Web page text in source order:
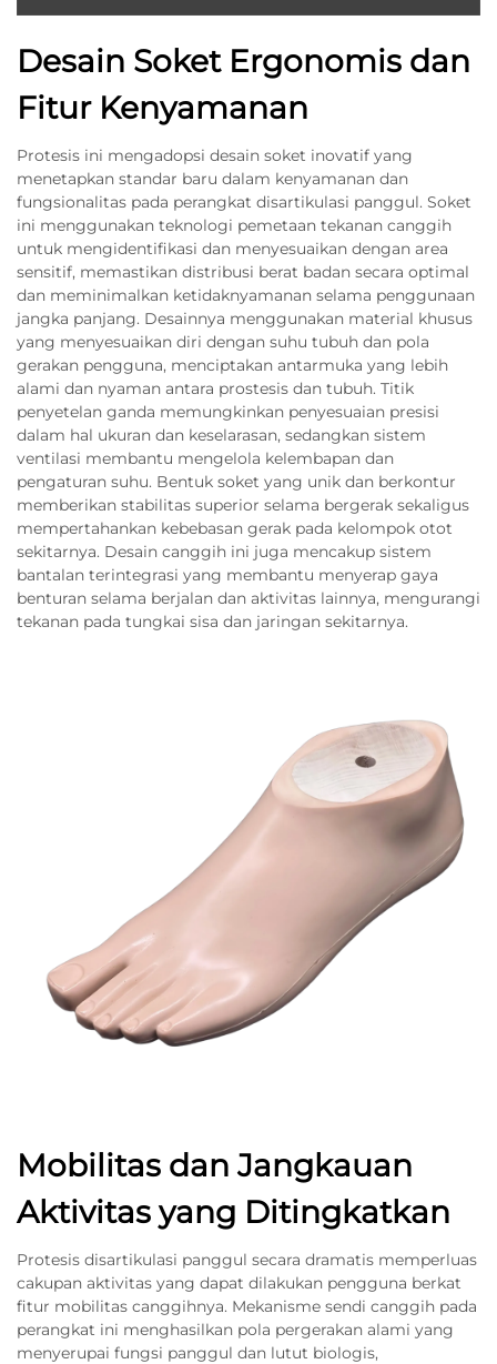
Desain Soket Ergonomis dan
Fitur Kenyamanan
Protesis ini mengadopsi desain soket inovatif yang
menetapkan standar baru dalam kenyamanan dan
fungsionalitas pada perangkat disartikulasi panggul. Soket
ini menggunakan teknologi pemetaan tekanan canggih
untuk mengidentifikasi dan menyesuaikan dengan area
sensitif, memastikan distribusi berat badan secara optimal
dan meminimalkan ketidaknyamanan selama penggunaan
jangka panjang. Desainnya menggunakan material khusus
yang menyesuaikan diri dengan suhu tubuh dan pola
gerakan pengguna, menciptakan antarmuka yang lebih
alami dan nyaman antara prostesis dan tubuh. Titik
penyetelan ganda memungkinkan penyesuaian presisi
dalam hal ukuran dan keselarasan, sedangkan sistem
ventilasi membantu mengelola kelembapan dan
pengaturan suhu. Bentuk soket yang unik dan berkontur
memberikan stabilitas superior selama bergerak sekaligus
mempertahankan kebebasan gerak pada kelompok otot
sekitarnya. Desain canggih ini juga mencakup sistem
bantalan terintegrasi yang membantu menyerap gaya
benturan selama berjalan dan aktivitas lainnya, mengurangi
tekanan pada tungkai sisa dan jaringan sekitarnya.
Mobilitas dan Jangkauan
Aktivitas yang Ditingkatkan
Protesis disartikulasi panggul secara dramatis memperluas
cakupan aktivitas yang dapat dilakukan pengguna berkat
fitur mobilitas canggihnya. Mekanisme sendi canggih pada
perangkat ini menghasilkan pola pergerakan alami yang
menyerupai fungsi panggul dan lutut biologis,